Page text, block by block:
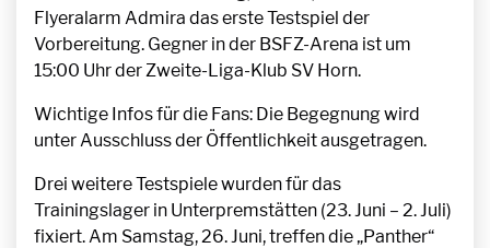
Flyeralarm Admira das erste Testspiel der
Vorbereitung. Gegner in der BSFZ-Arena ist um
15:00 Uhr der Zweite-Liga-Klub SV Horn.
Wichtige Infos für die Fans: Die Begegnung wird
unter Ausschluss der Öffentlichkeit ausgetragen.
Drei weitere Testspiele wurden für das
Trainingslager in Unterpremstätten (23. Juni – 2. Juli)
fixiert. Am Samstag, 26. Juni, treffen die „Panther“